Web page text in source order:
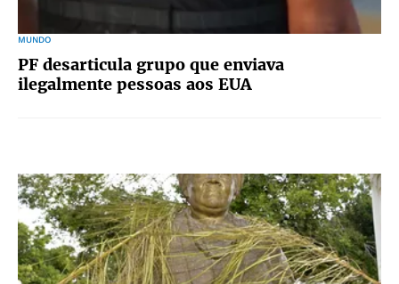
MUNDO
PF desarticula grupo que enviava
ilegalmente pessoas aos EUA